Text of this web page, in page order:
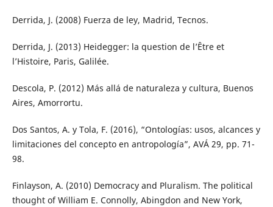
Derrida, J. (2008) Fuerza de ley, Madrid, Tecnos.
Derrida, J. (2013) Heidegger: la question de l’Être et
l’Histoire, Paris, Galilée.
Descola, P. (2012) Más allá de naturaleza y cultura, Buenos
Aires, Amorrortu.
Dos Santos, A. y Tola, F. (2016), “Ontologías: usos, alcances y
limitaciones del concepto en antropología”, AVÁ 29, pp. 71-
98.
Finlayson, A. (2010) Democracy and Pluralism. The political
thought of William E. Connolly, Abingdon and New York,